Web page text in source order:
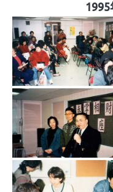
1995